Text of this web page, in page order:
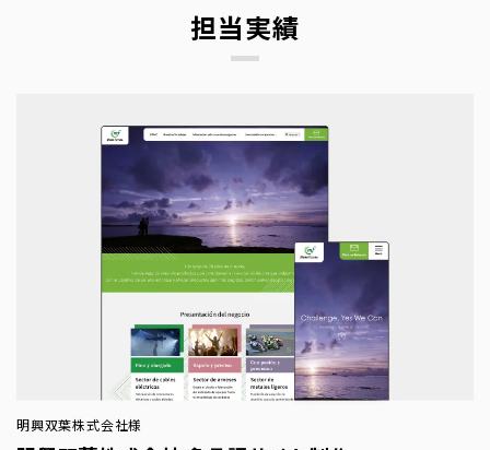
担当実績
明興双葉株式会社様